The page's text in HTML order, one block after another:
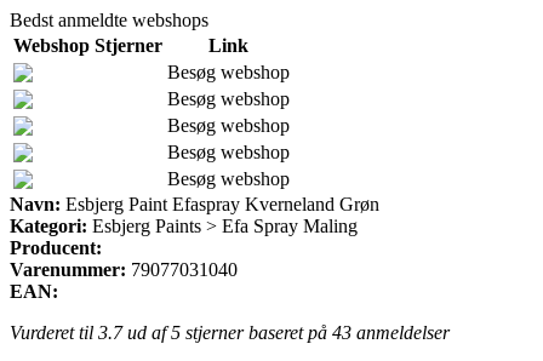
Bedst anmeldte webshops
Webshop Stjerner
Link
Besøg webshop
Besøg webshop
Besøg webshop
Besøg webshop
Besøg webshop
Navn: Esbjerg Paint Efaspray Kverneland Grøn
Kategori: Esbjerg Paints > Efa Spray Maling
Producent:
Varenummer: 79077031040
EAN:
Vurderet til 3.7ud af 5 stjerner baseret på 43 anmeldelser